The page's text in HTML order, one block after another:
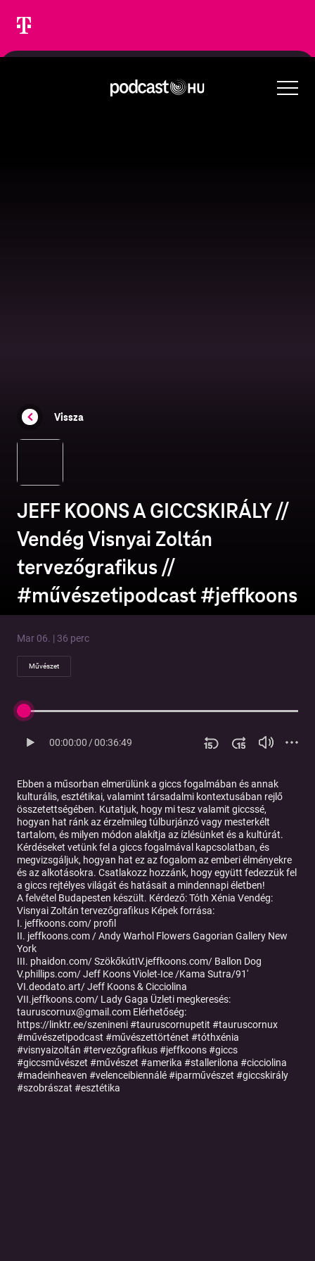
Vissza
JEFF KOONS A GICCSKIRÁLY //
Vendég Visnyai Zoltán
tervezőgrafikus //
#művészetipodcast #jeffkoons
Mar 06. | 36 perc
Művészet
00:00:00/00:36:49
Ebben a műsorban elmerülünk a giccs fogalmában és annak
kulturális, esztétikai, valamint társadalmi kontextusában rejlő
összetettségében. Kutatjuk, hogy mi tesz valamit giccssé,
hogyan hat ránk az érzelmileg túlburjánzó vagy mesterkélt
tartalom, és milyen módon alakítja az ízlésünket és a kultúrát.
Kérdéseket vetünk fel a giccs fogalmával kapcsolatban, és
megvizsgáljuk, hogyan hat ez az fogalom az emberi élményekre
és az alkotásokra. Csatlakozz hozzánk, hogy együtt fedezzük fel
a giccs rejtélyes világát és hatásait a mindennapi életben!
A felvétel Budapesten készült. Kérdező: Tóth Xénia Vendég:
Visnyai Zoltán tervezőgrafikus Képek forrása:
I. jeffkoons.com/ profil
II. jeffkoons.com / Andy Warhol Flowers Gagorian Gallery New
York
III. phaidon.com/ SzökőkútIV.jeffkoons.com/ Ballon Dog
V.phillips.com/ Jeff Koons Violet-Ice /Kama Sutra/91'
VI.deodato.art/ Jeff Koons & Cicciolina
VII.jeffkoons.com/ Lady Gaga Üzleti megkeresés:
tauruscornux@gmail.com Elérhetőség:
https://linktr.ee/szenineni #tauruscornupetit #tauruscornux
#művészetipodcast #művészettörténet #tóthxénia
#visnyaizoltán #tervezőgrafikus #jeffkoons #giccs
#giccsművészet #művészet #amerika #stallerilona #cicciolina
#madeinheaven #velenceibiennálé #iparművészet #giccskirály
#szobrászat #esztétika